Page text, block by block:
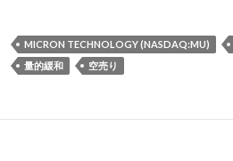
MICRON TECHNOLOGY (NASDAQ:MU)
量的緩和
空売り